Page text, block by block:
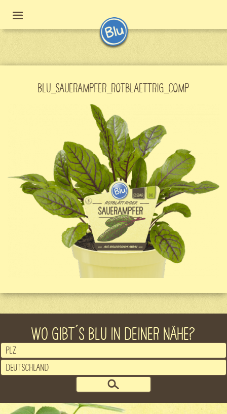
BLU_SAUERAMPFER_ROTBLAETTRIG_COMP
WO GIBT´S BLU IN DEINER NÄHE?